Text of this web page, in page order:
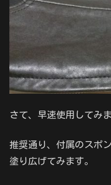
さて、早速使用してみま
推奨通り、付属のスポ
塗り広げてみます。